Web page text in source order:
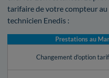
tarifaire de votre compteur
technicien Enedis :
Prestations au
Changement d'option